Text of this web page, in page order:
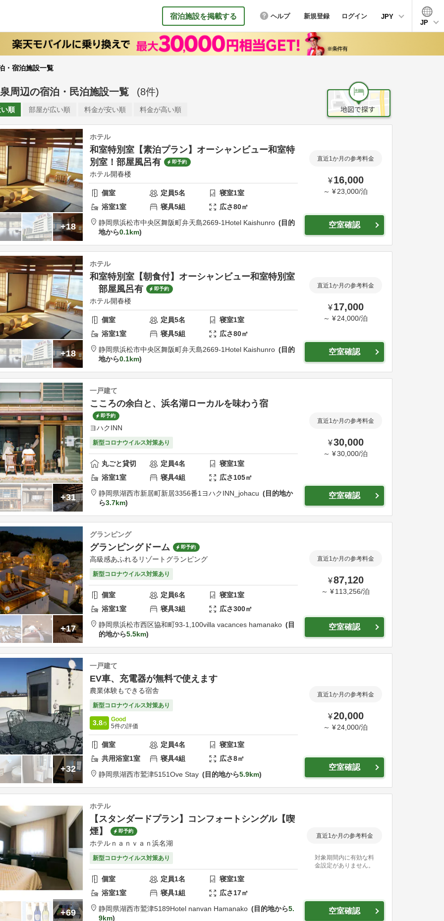
宿泊施設を掲載する ヘルプ 新規登録 ログイン
JPY
JP
・宿泊施設一覧
周辺の宿泊・民泊施設一覧 (8件)
順 部屋が広い順 料金が安い順 料金が高い順
+18
ホテル
和室特別室【素泊プラン】オーシャンビュー和室特
別室！部屋風呂有
即予約
ホテル開春楼
個室 定員5名 寝室1室
浴室1室 寝具5組 広さ80㎡
静岡県浜松市中央区舞阪町弁天島2669-1 Hotel Kaishunro
目的
地から0.1km
直近1か月の参考料金
¥ 16,000
～ ¥ 23,000/泊
空室確認
+18
ホテル
和室特別室【朝食付】オーシャンビュー和室特別室
部屋風呂有
即予約
ホテル開春楼
個室 定員5名 寝室1室
浴室1室 寝具5組 広さ80㎡
静岡県浜松市中央区舞阪町弁天島2669-1 Hotel Kaishunro
目的
地から0.1km
直近1か月の参考料金
¥ 17,000
～ ¥ 24,000/泊
空室確認
+31
一戸建て
こころの余白と、浜名湖ローカルを味わう宿
即予約
ヨハクINN
新型コロナウイルス対策あり
丸ごと貸切 定員4名 寝室1室
浴室1室 寝具4組 広さ105㎡
静岡県湖西市新居町新居3356番1 ヨハクINN_johacu
目的地か
ら3.7km
直近1か月の参考料金
¥30,000
～ ¥30,000/泊
空室確認
+17
グランピング
グランピングドーム 即予約
高級感あふれるリゾートグランピング
新型コロナウイルス対策あり
個室 定員6名 寝室1室
浴室1室 寝具3組 広さ300㎡
静岡県浜松市西区協和町93-1,100villa vacances hamanako
目
的地から5.5km
直近1か月の参考料金
¥87,120
～ ¥ 113,256/泊
空室確認
+32
一戸建て
EV車、充電器が無料で使えます
農業体験もできる宿舎
新型コロナウイルス対策あり
3.8/5
Good
5件の評価
個室 定員4名 寝室1室
共用浴室1室 寝具4組 広さ8㎡
静岡県湖西市鷲津5151Ove Stay 目的地から5.9km
直近1か月の参考料金
¥20,000
～ ¥ 24,000/泊
空室確認
+69
ホテル
【スタンダードプラン】コンフォートシングル【喫
煙】
即予約
ホテルｎａｎｖａｎ浜名湖
新型コロナウイルス対策あり
個室 定員1名 寝室1室
浴室1室 寝具1組 広さ17㎡
静岡県湖西市鷲津5189Hotel nanvan Hamanako 目的地から5.
9km
直近1か月の参考料金
対象期間内に有効な料
金設定がありません。
空室確認